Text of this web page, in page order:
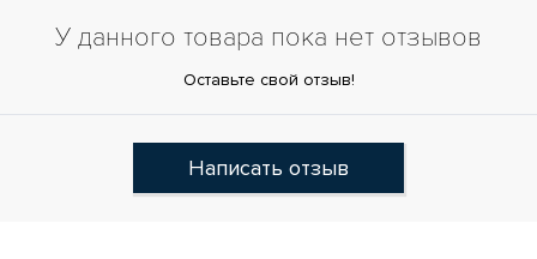
У данного товара пока нет отзывов
Оставьте свой отзыв!
Написать отзыв